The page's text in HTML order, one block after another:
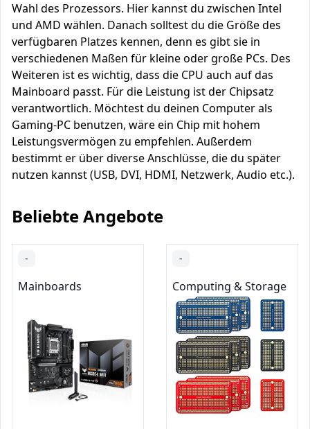
Wahl des Prozessors. Hier kannst du zwischen Intel
und AMD wählen. Danach solltest du die Größe des
verfügbaren Platzes kennen, denn es gibt sie in
verschiedenen Maßen für kleine oder große PCs. Des
Weiteren ist es wichtig, dass die CPU auch auf das
Mainboard passt. Für die Leistung ist der Chipsatz
verantwortlich. Möchtest du deinen Computer als
Gaming-PC benutzen, wäre ein Chip mit hohem
Leistungsvermögen zu empfehlen. Außerdem
bestimmt er über diverse Anschlüsse, die du später
nutzen kannst (USB, DVI, HDMI, Netzwerk, Audio etc.).
Beliebte Angebote
-
Mainboards
-
Computing & Storage